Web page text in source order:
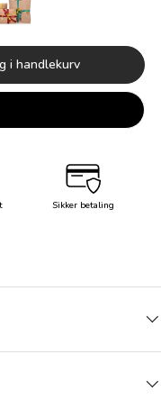
i handlekurv
Sikker betaling